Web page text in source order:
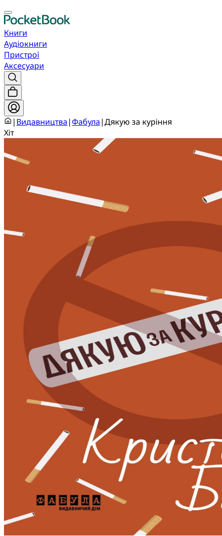
Книги
Аудіокниги
Пристрої
Аксесуари
| Видавництва|Фабула|Дякую за куріння
Хіт